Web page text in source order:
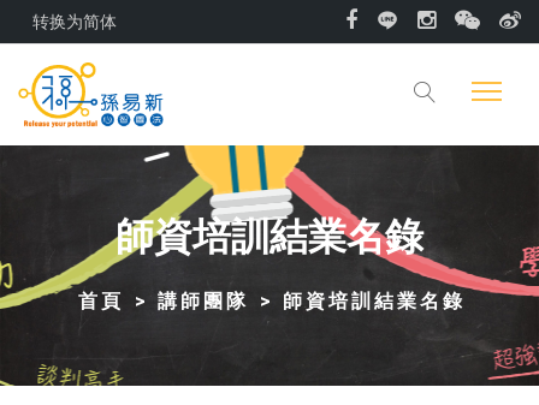
转换为简体
師資培訓結業名錄
首頁 講師團隊 師資培訓結業名錄